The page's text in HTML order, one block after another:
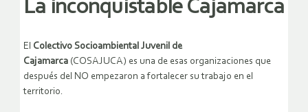
La inconquistable Cajamarca
El Colectivo Socioambiental Juvenil de
Cajamarca (COSAJUCA) es una de esas organizaciones que
después del NO empezaron a fortalecer su trabajo en el
territorio.